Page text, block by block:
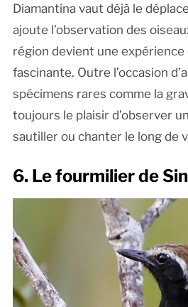
Diamantina vaut déjà le
ajoute l’observation des
région devient une expérience
fascinante. Outre l’occasion
spécimens rares comme la
toujours le plaisir d’observer
sautiller ou chanter le long de
6. Le fourmilier de